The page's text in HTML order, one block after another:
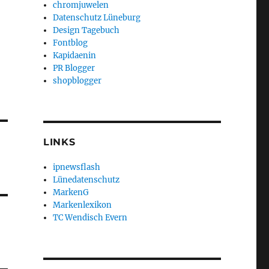
chromjuwelen
Datenschutz Lüneburg
Design Tagebuch
Fontblog
Kapidaenin
PR Blogger
shopblogger
LINKS
ipnewsflash
Lünedatenschutz
MarkenG
Markenlexikon
TC Wendisch Evern